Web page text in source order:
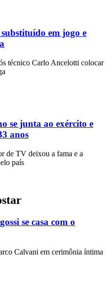
em jogo e
técnico Carlo Ancelotti colocar
se junta ao exército e
anos
de TV deixou a fama e a
país
se casa com o
Calvani em cerimônia íntima